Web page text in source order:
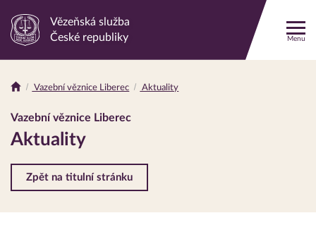
Odkaz
stránku
Vězeňská služba
České republiky
Menu
Drobečková
navigace
Vazební věznice Liberec Aktuality
Vazební věznice Liberec
Aktuality
Zpět na titulní stránku